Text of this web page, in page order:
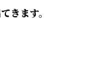
きます。